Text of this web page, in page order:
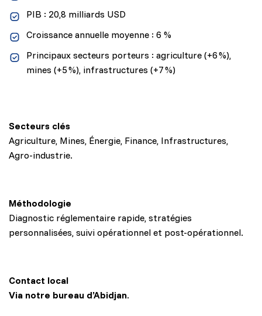
PIB : 20,8 milliards USD
Croissance annuelle moyenne : 6 %
Principaux secteurs porteurs : agriculture (+6 %),
mines (+5 %), infrastructures (+7 %)
Secteurs clés
Agriculture, Mines, Énergie, Finance, Infrastructures,
Agro-industrie.
Méthodologie
Diagnostic réglementaire rapide, stratégies
personnalisées, suivi opérationnel et post-opérationnel.
Contact local
Via notre bureau d’Abidjan.